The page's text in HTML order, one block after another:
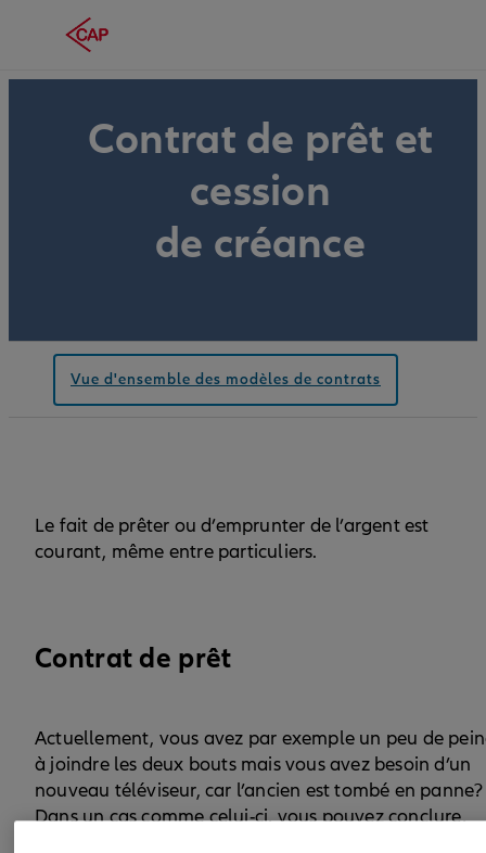
Contrat de prêt et
cession
de créance
Vue d'ensemble des modèles de contrats
Le fait de prêter ou d’emprunter de l’argent est
courant, même entre particuliers.
Contrat de prêt
Actuellement, vous avez par exemple un peu de
à joindre les deux bouts mais vous avez besoin d’un
nouveau téléviseur, car l’ancien est tombé en panne?
Dans un cas comme celui-ci, vous pouvez conclure,